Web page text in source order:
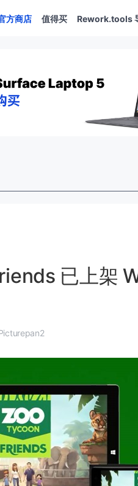
方商店 值得买 Rework.tools
已上架